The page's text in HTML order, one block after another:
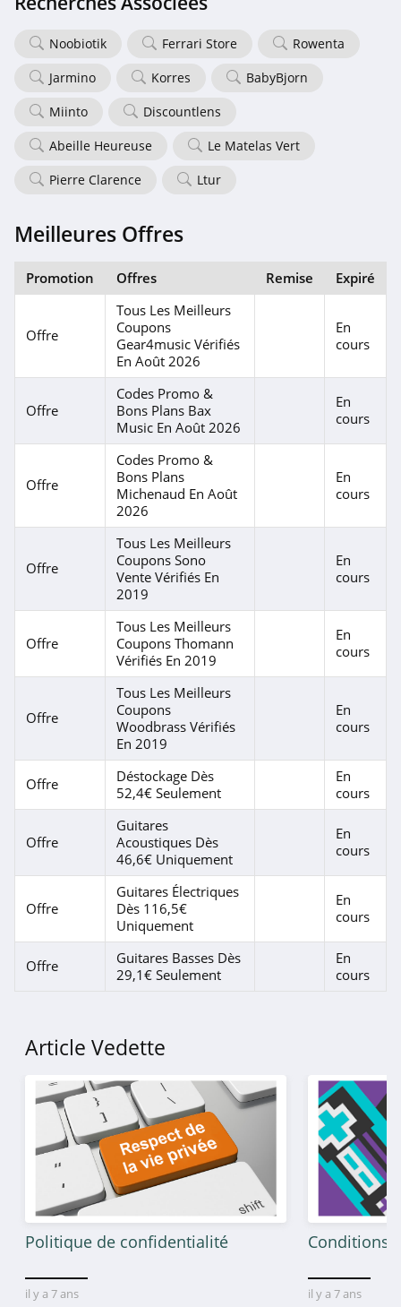
Noobiotik Ferrari Store
Rowenta
Jarmino
Korres
BabyBjorn
Miinto
Discountlens
Abeille Heureuse
Le Matelas Vert
Pierre Clarence
Ltur
Meilleures Offres
Promotion Offres Remise Expiré
Offre
Tous Les Meilleurs
Coupons
Gear4music Vérifiés
En Août 2026
En
cours
Offre
Codes Promo &
Bons Plans Bax
Music En Août 2026
En
cours
Offre
Codes Promo &
Bons Plans
Michenaud En Août
2026
En
cours
Offre
Tous Les Meilleurs
Coupons Sono
Vente Vérifiés En
2019
En
cours
Offre
Tous Les Meilleurs
Coupons Thomann
Vérifiés En 2019
En
cours
Offre
Tous Les Meilleurs
Coupons
Woodbrass Vérifiés
En 2019
En
cours
Offre
Déstockage Dès
52,4€ Seulement
En
cours
Offre
Guitares
Acoustiques Dès
46,6€ Uniquement
En
cours
Offre
Guitares Électriques
Dès 116,5€
Uniquement
En
cours
Offre
Guitares Basses Dès
29,1€ Seulement
En
cours
Article Vedette
Politique de confidentialité
il y a 7 ans
Conditions
il y a 7 ans